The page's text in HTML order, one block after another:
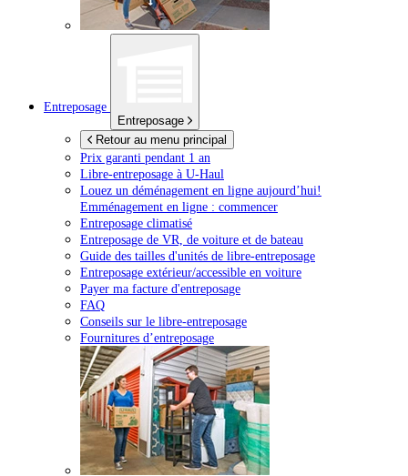
Entreposage
Entreposage
Retour au menu principal
Prix garanti pendant 1 an
Libre-entreposage à U-Haul
Louez un déménagement en ligne aujourd’hui!
Emménagement en ligne : commencer
Entreposage climatisé
Entreposage de VR, de voiture et de bateau
Guide des tailles d'unités de libre-entreposage
Entreposage extérieur/accessible en voiture
Payer ma facture d'entreposage
FAQ
Conseils sur le libre-entreposage
Fournitures d’entreposage